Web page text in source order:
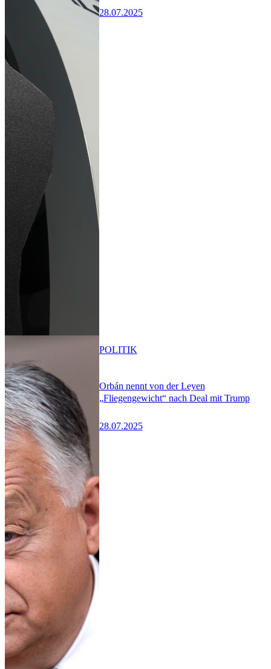
28.07.2025
Orbán nennt von der Leyen
„Fliegengewicht“ nach Deal mit Trump
28.07.2025
POLITIK